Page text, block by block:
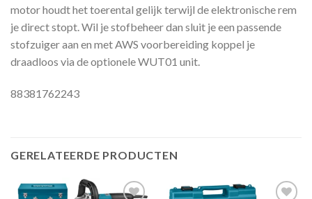
motor houdt het toerental gelijk terwijl de elektronische rem
je direct stopt. Wil je stofbeheer dan sluit je een passende
stofzuiger aan en met AWS voorbereiding koppel je
draadloos via de optionele WUT01 unit.
88381762243
GERELATEERDE PRODUCTEN